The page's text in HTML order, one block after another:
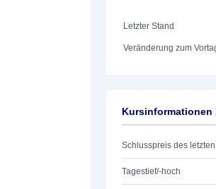
Letzter Stand
Veränderung zum
Kursinformationen
Schlusspreis des
Tagestief/-hoch